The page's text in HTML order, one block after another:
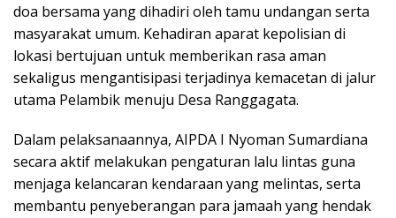
doa bersama yang dihadiri oleh tamu undangan serta
masyarakat umum. Kehadiran aparat kepolisian di
lokasi bertujuan untuk memberikan rasa aman
sekaligus mengantisipasi terjadinya kemacetan di jalur
utama Pelambik menuju Desa Ranggagata.
Dalam pelaksanaannya, AIPDA I Nyoman Sumardiana
secara aktif melakukan pengaturan lalu lintas guna
menjaga kelancaran kendaraan yang melintas, serta
membantu penyeberangan para jamaah yang hendak